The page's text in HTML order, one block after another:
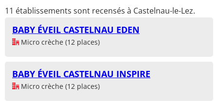
11 établissements sont recensés à Castelnau-le-Lez.
BABY ÉVEIL CASTELNAU EDEN
Micro crèche (12 places)
BABY ÉVEIL CASTELNAU INSPIRE
Micro crèche (12 places)